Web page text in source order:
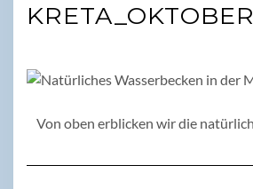
Von oben erblicken wir die